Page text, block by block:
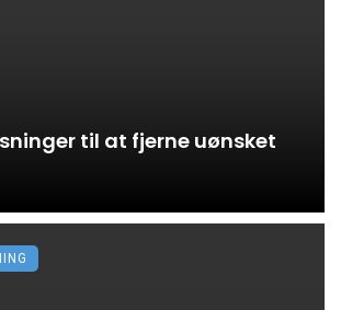
til at fjerne uønsket